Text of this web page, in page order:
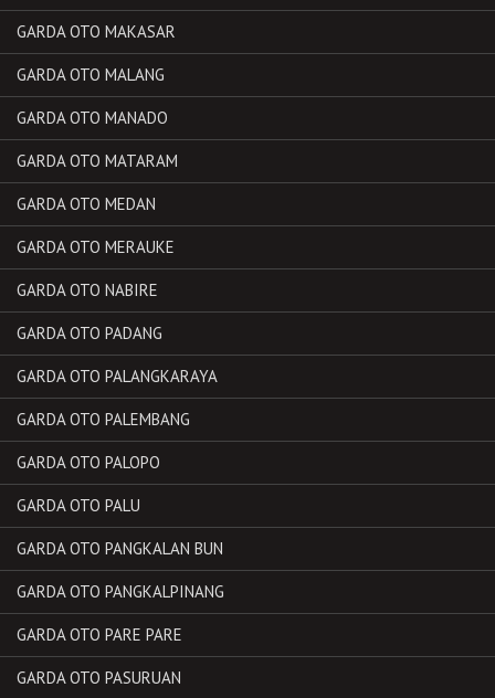
GARDA OTO MAKASAR
GARDA OTO MALANG
GARDA OTO MANADO
GARDA OTO MATARAM
GARDA OTO MEDAN
GARDA OTO MERAUKE
GARDA OTO NABIRE
GARDA OTO PADANG
GARDA OTO PALANGKARAYA
GARDA OTO PALEMBANG
GARDA OTO PALOPO
GARDA OTO PALU
GARDA OTO PANGKALAN BUN
GARDA OTO PANGKALPINANG
GARDA OTO PARE PARE
GARDA OTO PASURUAN